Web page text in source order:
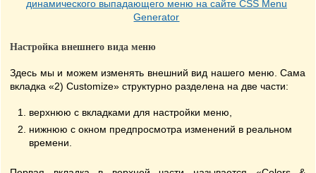
Настройка внешнего вида меню
Здесь мы и можем изменять внешний вид нашего меню. Сама
вкладка «2) Customize» структурно разделена на две части:
верхнюю с вкладками для настройки меню,
нижнюю с окном предпросмотра изменений в реальном
времени.